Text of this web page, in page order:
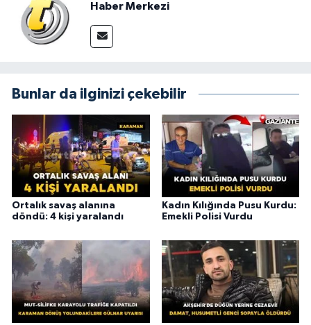
Haber Merkezi
Bunlar da ilginizi çekebilir
Ortalık savaş alanına
döndü: 4 kişi yaralandı
Kadın Kılığında Pusu Kurdu:
Emekli Polisi Vurdu